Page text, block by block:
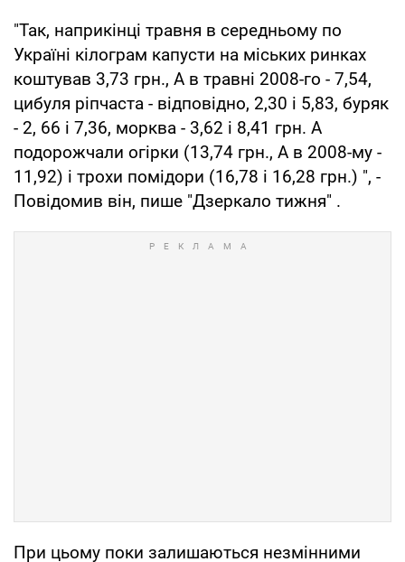
"Так, наприкінці травня в середньому по
Україні кілограм капусти на міських ринках
коштував 3,73 грн., А в травні 2008-го - 7,54,
цибуля ріпчаста - відповідно, 2,30 і 5,83, буряк
- 2, 66 і 7,36, морква - 3,62 і 8,41 грн. А
подорожчали огірки (13,74 грн., А в 2008-му -
11,92) і трохи помідори (16,78 і 16,28 грн.) ", -
Повідомив він, пише "Дзеркало тижня" .
При цьому поки залишаються незмінними